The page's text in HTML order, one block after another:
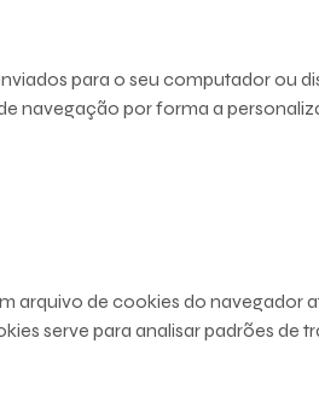
para o seu computador ou
navegação por forma a
arquivo de cookies do navegador
serve para analisar padrões